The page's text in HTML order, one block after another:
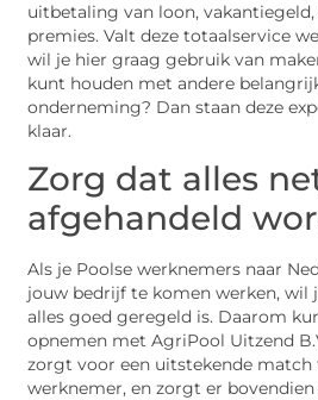
uitbetaling van loon,
premies. Valt deze totaalservice
wil je hier graag gebruik van
kunt houden met andere
onderneming? Dan staan deze
klaar.
Zorg dat alles
afgehandeld
Als je Poolse werknemers naar
jouw bedrijf te komen werken, wil
alles goed geregeld is. Daarom
opnemen met AgriPool Uitzend
zorgt voor een uitstekende match
werknemer, en zorgt er